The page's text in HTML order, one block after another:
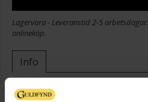
Lagervara - Leveranstid 2-5
onlineköp.
Info
Bredd ca (mm)